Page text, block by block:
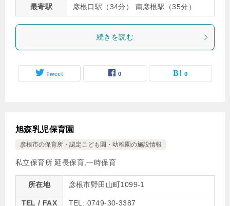
最寄駅 彦根口駅（34分） 南彦根駅（35分）
続きを読む
Tweet 0 0
旭森乳児保育園
彦根市の保育所・認定こども園・幼稚園の施設情報
私立保育所 延長保育,一時保育
所在地 彦根市野田山町1099-1
TEL / FAX TEL: 0749-30-3387